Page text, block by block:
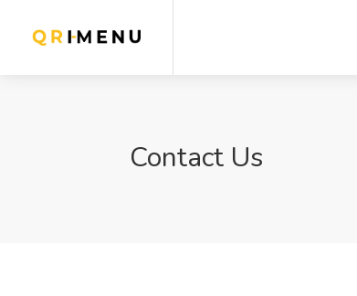
Contact Us